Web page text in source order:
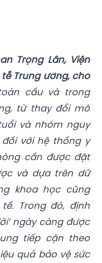
Trọng Lân, Viện
Trung ương, cho
cầu và trong
từ thay đổi mô
và nhóm nguy
với hệ thống y
cần được đặt
và dựa trên dữ
khoa học cũng
Trong đó, định
ngày càng được
tiếp cận theo
quả bảo vệ sức